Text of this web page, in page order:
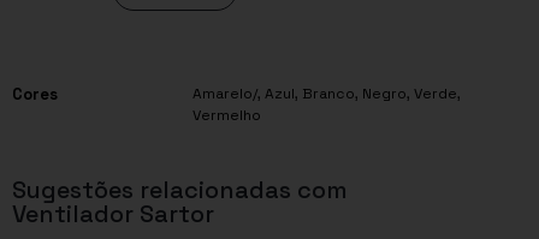
Cores Amarelo/, Azul, Branco, Negro, Verde,
Vermelho
Sugestões relacionadas com
Ventilador Sartor